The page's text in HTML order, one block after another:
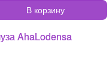
В корзину